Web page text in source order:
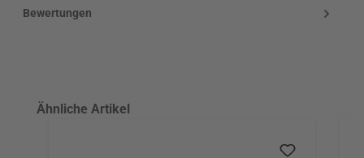
Bewertungen
Produktgalerie überspringen
Ähnliche Artikel